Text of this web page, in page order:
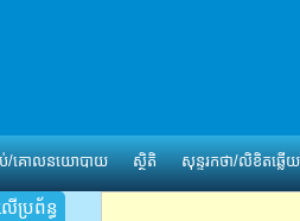
ប់/គោលនយោបាយ ស្ថិតិ សុន្ទរកថា/លិខិតឆ្លើយ
ប្រព័ន្ធ